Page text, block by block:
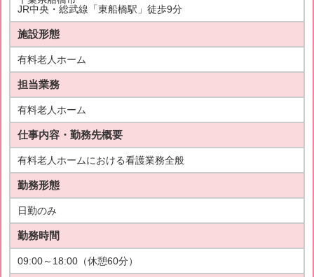
JR中央・総武線「東船橋駅」徒歩9分
施設形態
有料老人ホーム
担当業務
有料老人ホーム
仕事内容・勤務先概要
有料老人ホームにおける看護業務全般
勤務形態
日勤のみ
勤務時間
09:00～18:00（休憩60分）